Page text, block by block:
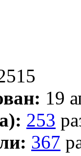
19
253
367